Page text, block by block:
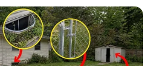
au Tiercé